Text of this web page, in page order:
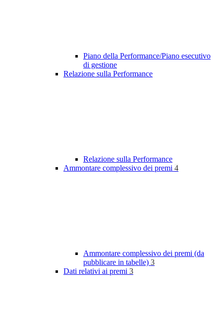
Piano della Performance/Piano esecutivo
di gestione
Relazione sulla Performance
Relazione sulla Performance
Ammontare complessivo dei premi 4
Ammontare complessivo dei premi (da
pubblicare in tabelle) 3
Dati relativi ai premi 3